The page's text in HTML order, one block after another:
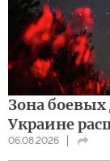
Зона
Украине
06.08.2026